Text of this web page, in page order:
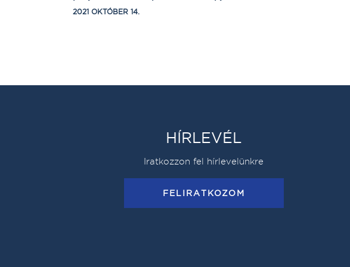
2021 OKTÓBER 14.
HÍRLEVÉL
Iratkozzon fel hírlevelünkre
FELIRATKOZOM